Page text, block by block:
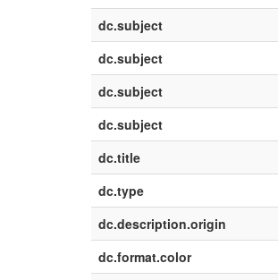
dc.subject
dc.subject
dc.subject
dc.subject
dc.title
dc.type
dc.description.origin
dc.format.color